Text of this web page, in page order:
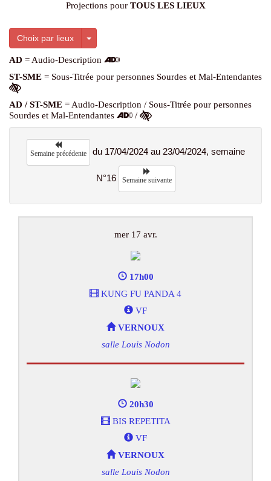
Projections pour TOUS LES LIEUX
Choix par lieux Toggle Dropdown
AD = Audio-Description
ST-SME = Sous-Titrée pour personnes Sourdes et Mal-Entendantes
AD / ST-SME = Audio-Description / Sous-Titrée pour personnes
Sourdes et Mal-Entendantes
/
Semaine précédente du 17/04/2024 au 23/04/2024, semaine
N°16 Semaine suivante
mer 17 avr.
17h00
KUNG FU PANDA 4
VF
VERNOUX
salle Louis Nodon
20h30
BIS REPETITA
VF
VERNOUX
salle Louis Nodon